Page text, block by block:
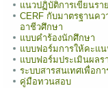
แนวปฏิบัติการเขียนร
CERF กับมาตรฐานค
อาชีวศึกษา
แบบคำร้องนักศึกษา
แบบฟอร์มการให้คะแ
แบบฟอร์มประเมินผล
ระบบสารสนเทศเพื่อก
คู่มือทวนสอบ